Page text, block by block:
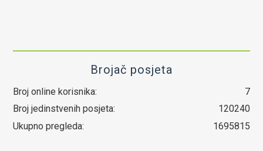
Brojač posjeta
Broj online korisnika:
7
Broj jedinstvenih posjeta:
120240
Ukupno pregleda:
1695815